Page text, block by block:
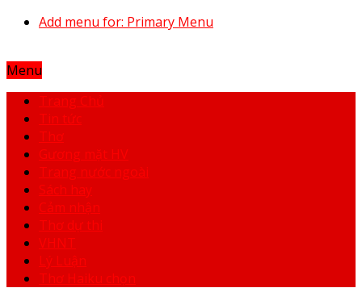
Add menu for: Primary Menu
Menu
Trang Chủ
Tin tức
Thơ
Gương mặt HV
Trang nước ngoài
Sách hay
Cảm nhận
Thơ dự thi
VHNT
Lý Luận
Thơ Haiku chọn